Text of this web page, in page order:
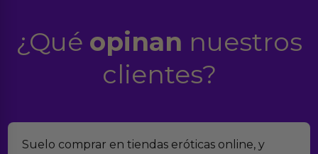
¿Qué opinan nuestros
clientes?
Suelo comprar en tiendas eróticas online, y